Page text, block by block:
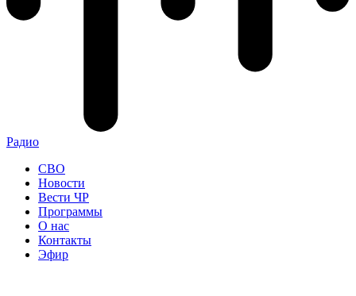
Радио
СВО
Новости
Вести ЧР
Программы
О нас
Контакты
Эфир